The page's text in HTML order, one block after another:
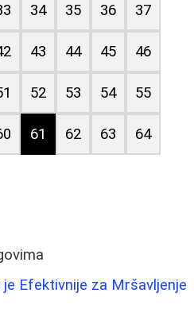
34 35 36 37
43 44 45 46
52 53 54 55
61 62 63 64
Efektivnije za Mršavljenje